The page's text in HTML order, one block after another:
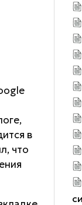
в
что